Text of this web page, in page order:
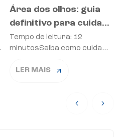
Área dos olhos: guia
definitivo para cuidar
de rugas, linhas finas
e firmeza
Tempo de leitura: 12
minutosSaiba como cuidar
uma rotina eficaz,
envelhecimento. A área
LER MAIS